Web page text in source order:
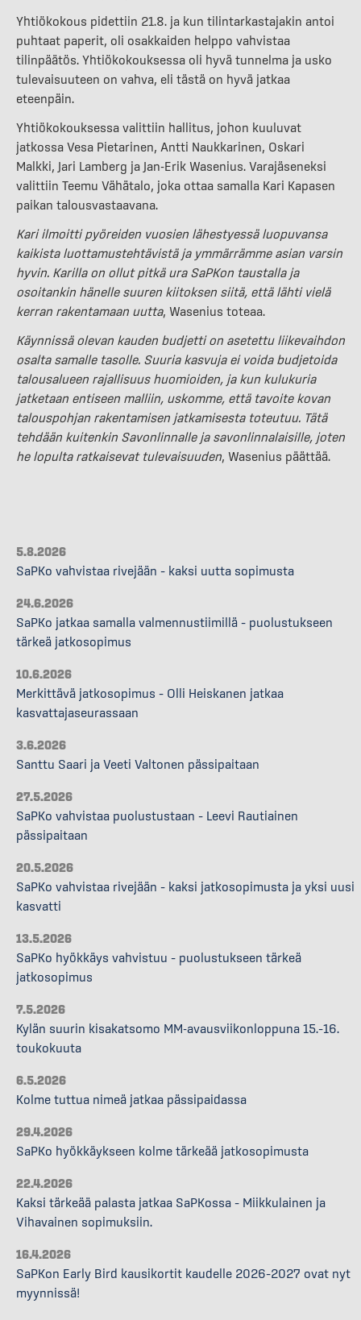
Yhtiökokous pidettiin 21.8. ja kun tilintarkastajakin antoi
puhtaat paperit, oli osakkaiden helppo vahvistaa
tilinpäätös. Yhtiökokouksessa oli hyvä tunnelma ja usko
tulevaisuuteen on vahva, eli tästä on hyvä jatkaa
eteenpäin.
Yhtiökokouksessa valittiin hallitus, johon kuuluvat
jatkossa Vesa Pietarinen, Antti Naukkarinen, Oskari
Malkki, Jari Lamberg ja Jan-Erik Wasenius. Varajäseneksi
valittiin Teemu Vähätalo, joka ottaa samalla Kari Kapasen
paikan talousvastaavana.
Kari ilmoitti pyöreiden vuosien lähestyessä luopuvansa
kaikista luottamustehtävistä ja ymmärrämme asian varsin
hyvin. Karilla on ollut pitkä ura SaPKon taustalla ja
osoitankin hänelle suuren kiitoksen siitä, että lähti vielä
kerran rakentamaan uutta, Wasenius toteaa.
Käynnissä olevan kauden budjetti on asetettu liikevaihdon
osalta samalle tasolle. Suuria kasvuja ei voida budjetoida
talousalueen rajallisuus huomioiden, ja kun kulukuria
jatketaan entiseen malliin, uskomme, että tavoite kovan
talouspohjan rakentamisen jatkamisesta toteutuu. Tätä
tehdään kuitenkin Savonlinnalle ja savonlinnalaisille, joten
he lopulta ratkaisevat tulevaisuuden , Wasenius päättää.
5.8.2026
SaPKo vahvistaa rivejään – kaksi uutta sopimusta
24.6.2026
SaPKo jatkaa samalla valmennustiimillä – puolustukseen
tärkeä jatkosopimus
10.6.2026
Merkittävä jatkosopimus – Olli Heiskanen jatkaa
kasvattajaseurassaan
3.6.2026
Santtu Saari ja Veeti Valtonen pässipaitaan
27.5.2026
SaPKo vahvistaa puolustustaan – Leevi Rautiainen
pässipaitaan
20.5.2026
SaPKo vahvistaa rivejään – kaksi jatkosopimusta ja yksi uusi
kasvatti
13.5.2026
SaPKo hyökkäys vahvistuu – puolustukseen tärkeä
jatkosopimus
7.5.2026
Kylän suurin kisakatsomo MM-avausviikonloppuna 15.–16.
toukokuuta
6.5.2026
Kolme tuttua nimeä jatkaa pässipaidassa
29.4.2026
SaPKo hyökkäykseen kolme tärkeää jatkosopimusta
22.4.2026
Kaksi tärkeää palasta jatkaa SaPKossa – Miikkulainen ja
Vihavainen sopimuksiin.
16.4.2026
SaPKon Early Bird kausikortit kaudelle 2026–2027 ovat nyt
myynnissä!